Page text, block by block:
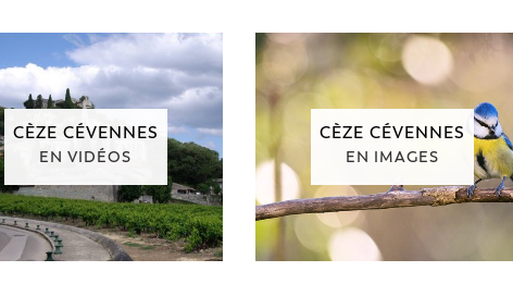
CÈZE CÉVENNES
EN VIDÉOS
CÈZE CÉVENNES
EN IMAGES